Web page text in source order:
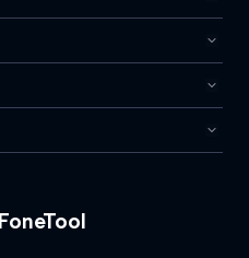
FoneTool